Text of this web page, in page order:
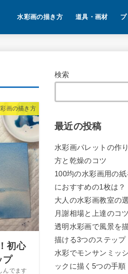
水彩画の描き方 道具・画材
画の描き方
初心
プ
んでます
検索
最近の投稿
水彩画パレットの作
方と乾燥のコツ
100均の水彩画用の
におすすめの1枚は？
大人の水彩画教室の
月謝相場と上達のコツ
透明水彩画で風景を
描ける3つのステップ
水彩でモンサンミッ
ックに描く5つの手順